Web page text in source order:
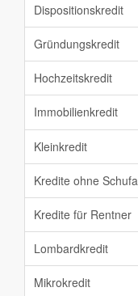
Dispositionskredit
Gründungskredit
Hochzeitskredit
Immobilienkredit
Kleinkredit
Kredite ohne Schufa
Kredite für Rentner
Lombardkredit
Mikrokredit